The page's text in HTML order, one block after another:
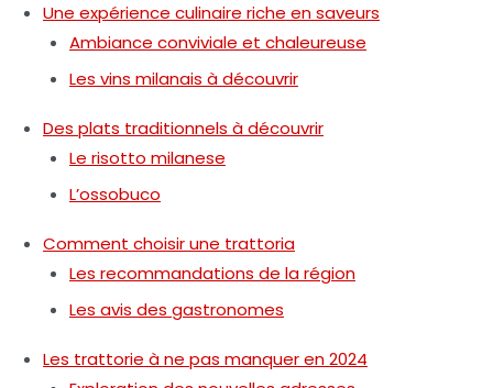
Une expérience culinaire riche en saveurs
Ambiance conviviale et chaleureuse
Les vins milanais à découvrir
Des plats traditionnels à découvrir
Le risotto milanese
L’ossobuco
Comment choisir une trattoria
Les recommandations de la région
Les avis des gastronomes
Les trattorie à ne pas manquer en 2024